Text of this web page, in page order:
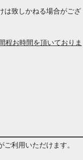
は致しかねる場合がござ
程お時間を頂いておりま
ご利用いただけます。